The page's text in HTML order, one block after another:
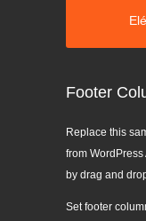
Footer
Replace this
from
by drag and
Set footer